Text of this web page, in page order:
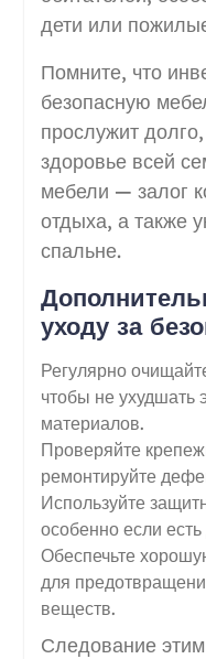
дети или
Помните, что
безопасную
прослужит
здоровье всей
мебели — залог
отдыха, а также
спальне.
уходу за
Регулярно
чтобы не ухудшать
материалов.
Проверяйте
ремонтируйте
Используйте
особенно если есть
Обеспечьте
для
веществ.
Следование